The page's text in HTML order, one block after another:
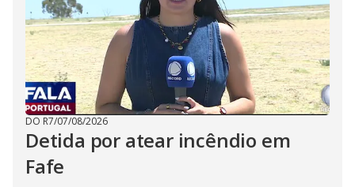
DO R7/07/08/2026
Detida por atear incêndio em
Fafe